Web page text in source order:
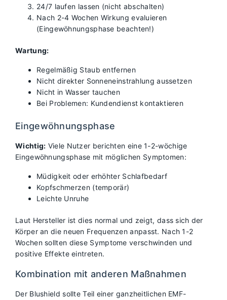
24/7 laufen lassen (nicht abschalten)
Nach 2-4 Wochen Wirkung evaluieren
(Eingewöhnungsphase beachten!)
Wartung:
Regelmäßig Staub entfernen
Nicht direkter Sonneneinstrahlung aussetzen
Nicht in Wasser tauchen
Bei Problemen: Kundendienst kontaktieren
Eingewöhnungsphase
Wichtig: Viele Nutzer berichten eine 1-2-wöchige
Eingewöhnungsphase mit möglichen Symptomen:
Müdigkeit oder erhöhter Schlafbedarf
Kopfschmerzen (temporär)
Leichte Unruhe
Laut Hersteller ist dies normal und zeigt, dass sich der
Körper an die neuen Frequenzen anpasst. Nach 1-2
Wochen sollten diese Symptome verschwinden und
positive Effekte eintreten.
Kombination mit anderen Maßnahmen
Der Blushield sollte Teil einer ganzheitlichen EMF-